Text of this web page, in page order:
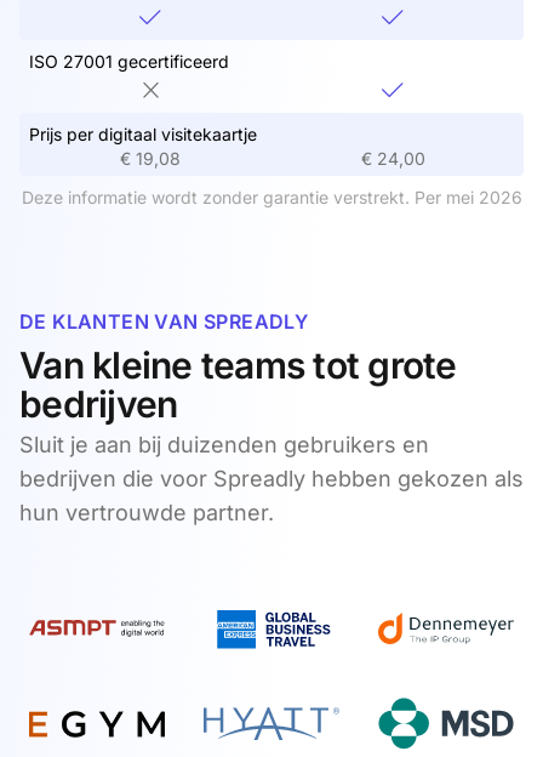
ISO 27001 gecertificeerd
Prijs per digitaal visitekaartje
€ 19,08
€ 24,00
Deze informatie wordt zonder garantie verstrekt. Per mei 2026
DE KLANTEN VAN SPREADLY
Van kleine teams tot grote
bedrijven
Sluit je aan bij duizenden gebruikers en
bedrijven die voor Spreadly hebben gekozen als
hun vertrouwde partner.